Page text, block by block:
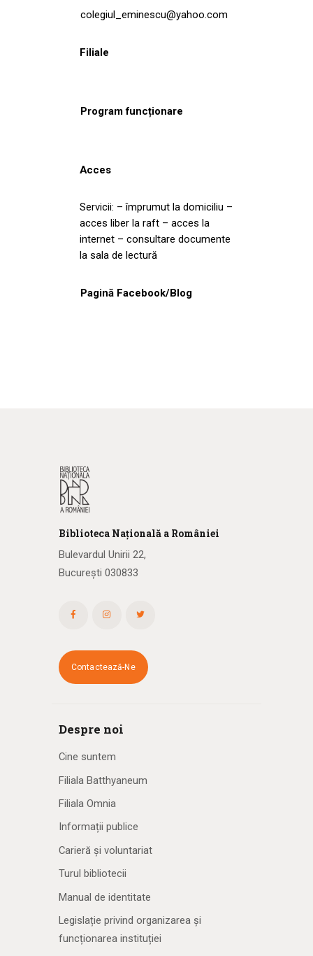
colegiul_eminescu@yahoo.com
Filiale
Program funcționare
Acces
Servicii: – împrumut la domiciliu –
acces liber la raft – acces la
internet – consultare documente
la sala de lectură
Pagină Facebook/Blog
Biblioteca Națională a României
Bulevardul Unirii 22,
București 030833
Contactează-Ne
Despre noi
Cine suntem
Filiala Batthyaneum
Filiala Omnia
Informații publice
Carieră și voluntariat
Turul bibliotecii
Manual de identitate
Legislație privind organizarea și
funcționarea instituției